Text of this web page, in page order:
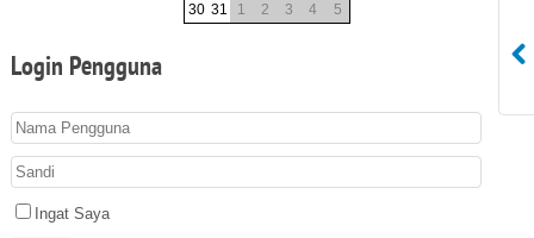
30 31 1 2 3 4 5
Login Pengguna
Ingat Saya